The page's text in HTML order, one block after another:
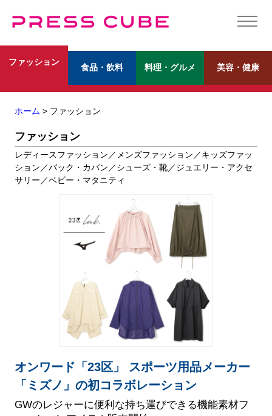
ファッション
食品・飲料 料理・グルメ 美容・健康
ホーム > ファッション
ファッション
レディースファッション／メンズファッション／キッズファッ
ション／バック・カバン／シューズ・靴／ジュエリー・アクセ
サリー／ベビー・マタニティ
オンワード「23区」 スポーツ用品メーカー
「ミズノ」の初コラボレーション
GWのレジャーに便利な持ち運びできる機能素材フ